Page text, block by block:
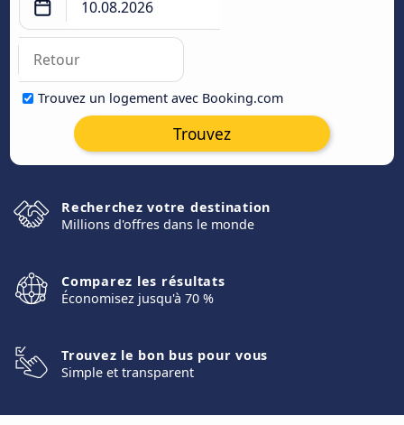
Trouvez un logement avec Booking.com
Trouvez
Recherchez votre destination
Millions d'offres dans le monde
Comparez les résultats
Économisez jusqu'à 70 %
Trouvez le bon bus pour vous
Simple et transparent